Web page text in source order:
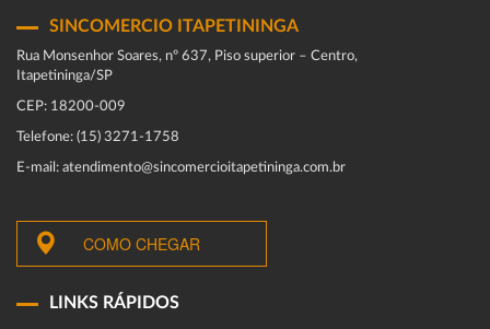
SINCOMERCIO ITAPETININGA
Rua Monsenhor Soares, nº 637, Piso superior – Centro,
Itapetininga/SP
CEP: 18200-009
Telefone: (15) 3271-1758
E-mail: atendimento@sincomercioitapetininga.com.br
COMO CHEGAR
LINKS RÁPIDOS